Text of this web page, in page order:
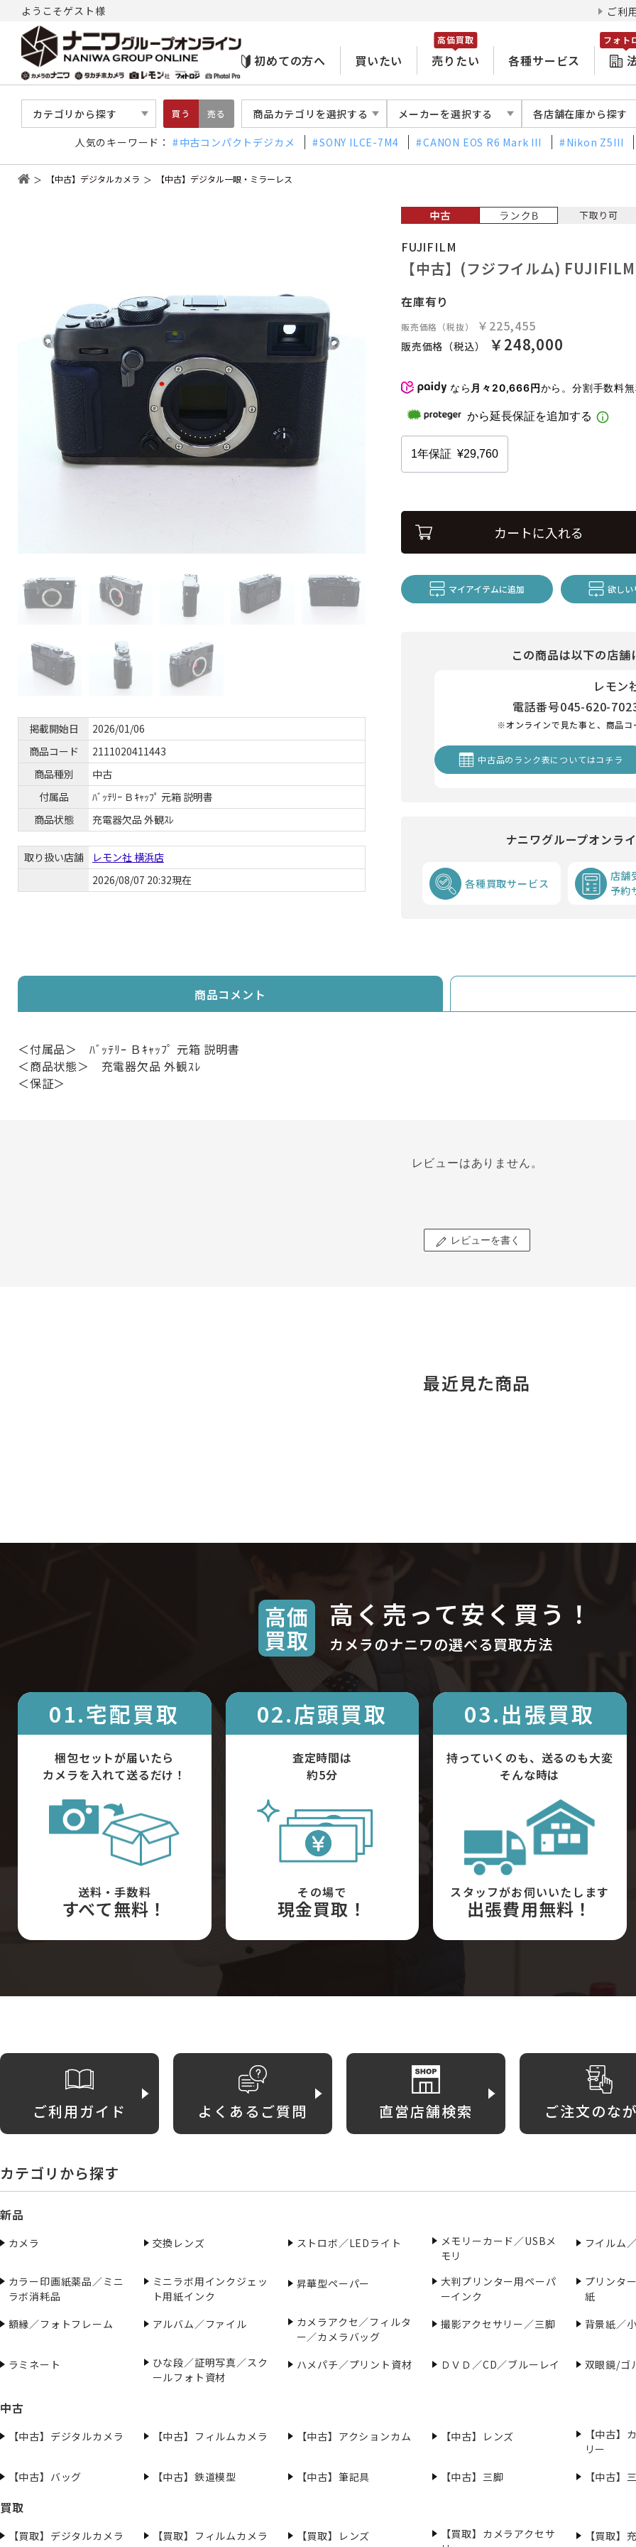
ようこそゲスト様 ご利
初めての方へ 買いたい 売りたい
高価買取
各種サービス
フォト
カテゴリから探す 買う 売る 商品カテゴリを選択する メーカーを選択する 各店舗在庫から探す
人気のキーワード： 中古コンパクトデジカメ SONY ILCE-7M4 CANON EOS R6 Mark III Nikon Z5III
【中古】デジタルカメラ 【中古】デジタル一眼・ミラーレス
掲載開始日
2026/01/06
商品コード
2111020411443
商品種別
中古
付属品
ﾊﾞｯﾃﾘｰ Ｂｷｬｯﾌﾟ 元箱 説明書
商品状態
充電器欠品 外観ｽﾚ
取り扱い店舗
レモン社 横浜店
2026/08/07 20:32現在
FUJIFILM
【中古】(フジフイルム)
在庫有り
販売価格（税抜） ￥225,455
販売価格（税込） ￥248,000
なら 月々20,666円から。分割手数料
カートに入れる
マイアイテムに追加 欲しい
この商品は以下の店
レモン
電話番号045-620-
※オンラインで見た事と、商品コ
中古品のランク表についてはコチラ
ナニワグループオンラ
各種買取サービス
店舗
予約
商品コメント
＜付属品＞ ﾊﾞｯﾃﾘｰ Ｂｷｬｯﾌﾟ 元箱 説明書
＜商品状態＞ 充電器欠品 外観ｽﾚ
＜保証＞
レビューはありません。
レビューを書く
最近見た商品
高価
買取
高く売って安く買う！
カメラのナニワの選べる買取方法
01.宅配買取
梱包セットが届いたら
カメラを入れて送るだけ！
送料・手数料
すべて無料！
02.店頭買取
査定時間は
約5分
その場で
現金買取！
03.出張買取
持っていくのも、送るのも大変
そんな時は
スタッフがお伺いいたします
出張費用無料！
ご利用ガイド よくあるご質問 直営店舗検索 ご注文のな
カテゴリから探す
新品
カメラ 交換レンズ ストロボ／LEDライト
メモリーカード／USBメ
モリ
フイルム
カラー印画紙薬品／ミニ
ラボ消耗品
ミニラボ用インクジェッ
ト用紙インク
昇華型ペーパー
大判プリンター用ペーパ
ーインク
プリンタ
紙
額縁／フォトフレーム
アルバム／ファイル
カメラアクセ／フィルタ
ー／カメラバッグ
撮影アクセサリー／三脚 背景紙／
ラミネート
ひな段／証明写真／スク
ールフォト資材
ハメパチ／プリント資材 ＤＶＤ／CD／ブルーレイ 双眼鏡/ゴ
中古
【中古】デジタルカメラ 【中古】フィルムカメラ 【中古】アクションカム 【中古】レンズ
【中古】
リー
【中古】バッグ
【中古】鉄道模型 【中古】筆記具 【中古】三脚 【中古】
買取
【買取】デジタルカメラ 【買取】フィルムカメラ 【買取】レンズ
【買取】カメラアクセサ
【買取】